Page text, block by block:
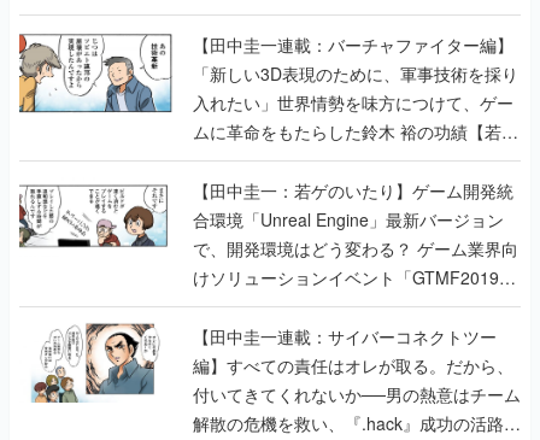
【若ゲのいたり最終回】
【田中圭一連載：バーチャファイター編】
「新しい3D表現のために、軍事技術を採り
入れたい」世界情勢を味方につけて、ゲー
ムに革命をもたらした鈴木 裕の功績【若ゲ
のいたり】
【田中圭一：若ゲのいたり】ゲーム開発統
合環境「Unreal Engine」最新バージョン
で、開発環境はどう変わる？ ゲーム業界向
けソリューションイベント「GTMF2019」
に行って、より理解を深めよう【PR】
【田中圭一連載：サイバーコネクトツー
編】すべての責任はオレが取る。だから、
付いてきてくれないか──男の熱意はチーム
解散の危機を救い、『.hack』成功の活路を